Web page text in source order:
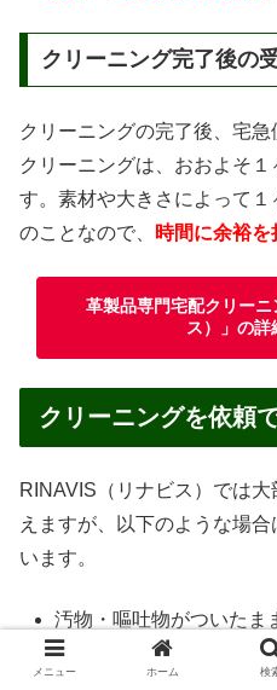
クリーニング完了後の
クリーニングの完了後、宅
クリーニングは、おおよそ
す。素材や大きさによって
のことなので、
時間に余裕
革製品専門宅配クリー
ス）」の詳
クリーニングを依頼
RINAVIS（リナビス）では
えますが、以下のような場
います。
汚物・嘔吐物がついたま
ペットが使用したもの
メニュー ホーム 検